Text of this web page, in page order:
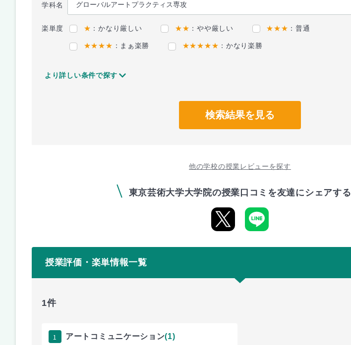
学科名
楽単度 ★ ：かなり厳しい ★★ ：やや厳しい ★★★ ：普通
★★★★ ：まぁ楽勝 ★★★★★ ：かなり楽勝
より詳しい条件で探す
検索結果を見る
他の学校の授業レビューを探す
東京芸術大学大学院の授業口コミを友達にシェアする
授業評価・楽単情報一覧
1件
1 アートコミュニケーション(1)